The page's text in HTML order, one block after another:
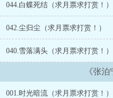
044.白蝶死结（求月票求打赏！）
042.尘归尘（求月票求打赏！）
040.雪落满头（求月票求打赏！）
《张
001.时光暗流（求月票求打赏！）